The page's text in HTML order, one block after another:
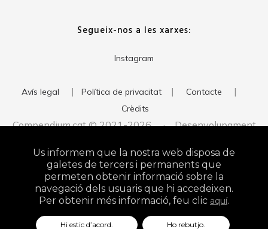
Segueix-nos a les xarxes:
Instagram
Avís legal | Política de privacitat | Contacte |
Crèdits
Compendium.cat © 2021-2026 · Desenvolupament
Studio
Us informem que la nostra web disposa de
galetes de tercers i permanents que
permeten obtenir informació sobre la
navegació dels usuaris que hi accedeixen.
Per obtenir més informació, feu clic aquí.
Hi estic d’acord. Ho rebutjo.